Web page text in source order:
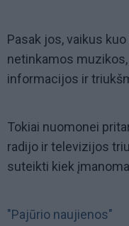
Pasak jos, vaikus
netinkamos
informacijos ir
Tokiai nuomonei
radijo ir televizijos
suteikti kiek
"Pajūrio naujienos"